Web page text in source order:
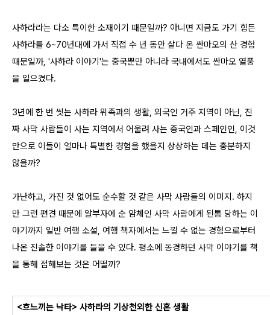
사하라라는 다소 특이한 소재이기 때문일까? 아니면 지금도 가기 힘든
사하라를 6~70년대에 가서 직접 수 년 동안 살다 온 싼마오의 산 경험
때문일까, '사하라 이야기'는 중국뿐만 아니라 국내에서도 싼마오 열풍
을 일으켰다.
3년에 한 번 씻는 사하라 위족과의 생활, 외국인 거주 지역이 아닌, 진
짜 사막 사람들이 사는 지역에서 어울려 사는 중국인과 스페인인, 이것
만으로 이들이 얼마나 특별한 경험을 했을지 상상하는 데는 충분하지
않을까?
가난하고, 가진 것 없어도 순수할 것 같은 사막 사람들의 이미지. 하지
만 그런 편견 때문에 알부자에 순 얌체인 사막 사람에게 된통 당하는 이
야기까지 일반 여행 소설, 여행 책자에서는 느낄 수 없는 경험으로부터
나온 진솔한 이야기를 들을 수 있다. 평소에 동경하던 사막 이야기를 책
을 통해 접해보는 것은 어떨까?
<흐느끼는 낙타> 사하라의 기상천외한 신혼 생활